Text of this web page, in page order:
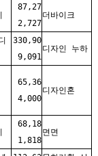
87,27
2,727
더바이크
330,90
9,091
디자인 누하
65,36
4,000
디자인혼
68,18
1,818
면면